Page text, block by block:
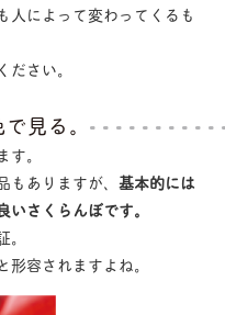
人によって変わってくるも
さい。
見る。
。
ありますが、 基本的には
さくらんぼです。
容されますよね。